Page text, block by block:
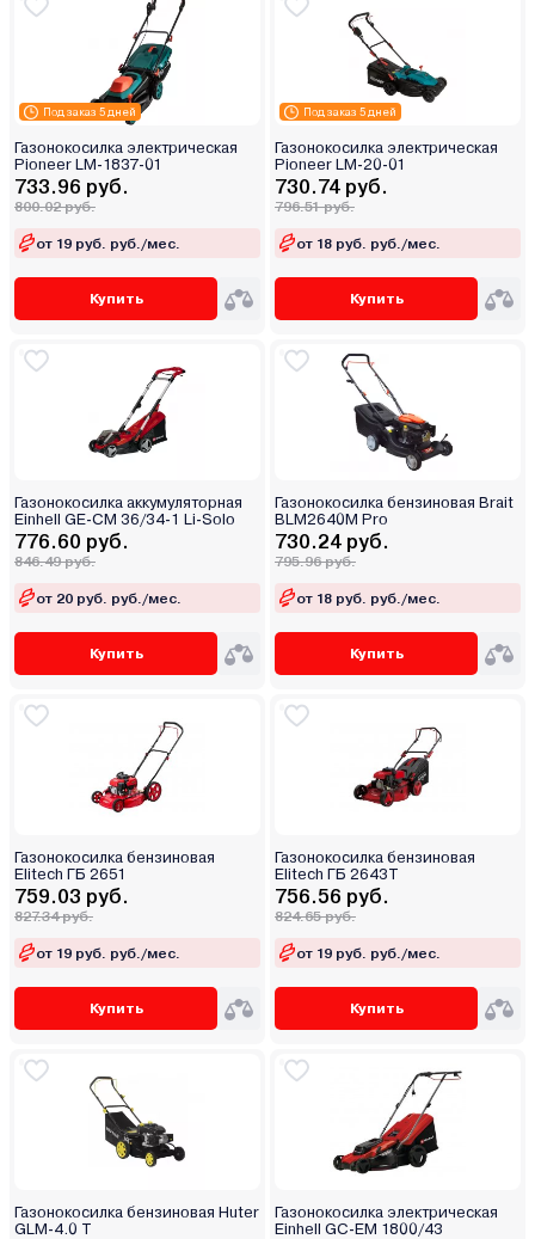
Под заказ 5 дней
Газонокосилка электрическая
Pioneer LM-1837-01
733.96 руб.
800.02 руб.
от 19 руб. руб./мес.
Купить
Под заказ 5 дней
Газонокосилка электрическая
Pioneer LM-20-01
730.74 руб.
796.51 руб.
от 18 руб. руб./мес.
Купить
Газонокосилка аккумуляторная
Einhell GE-CM 36/34-1 Li-Solo
776.60 руб.
846.49 руб.
от 20 руб. руб./мес.
Купить
Газонокосилка бензиновая Brait
BLM2640M Pro
730.24 руб.
795.96 руб.
от 18 руб. руб./мес.
Купить
Газонокосилка бензиновая
Elitech ГБ 2651
759.03 руб.
827.34 руб.
от 19 руб. руб./мес.
Купить
Газонокосилка бензиновая
Elitech ГБ 2643Т
756.56 руб.
824.65 руб.
от 19 руб. руб./мес.
Купить
Газонокосилка бензиновая Huter
GLM-4.0 T
Газонокосилка электрическая
Einhell GC-EM 1800/43